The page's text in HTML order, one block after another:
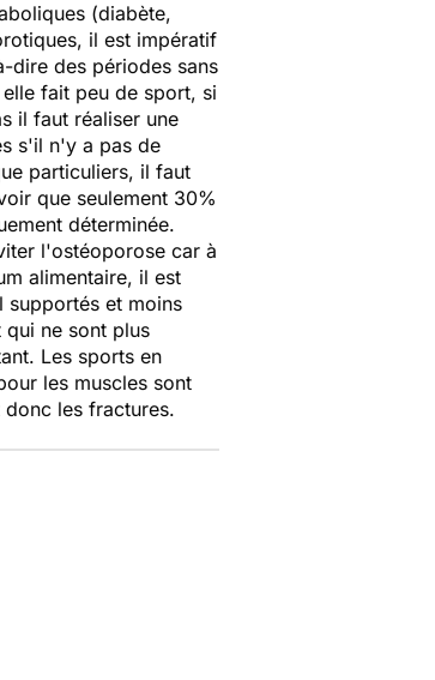
(diabète,
il est impératif
dire des périodes sans
fait peu de sport, si
il faut réaliser une
s'il n'y a pas de
particuliers, il faut
que seulement 30%
déterminée.
l'ostéoporose car à
alimentaire, il est
supportés et moins
qui ne sont plus
Les sports en
les muscles sont
les fractures.